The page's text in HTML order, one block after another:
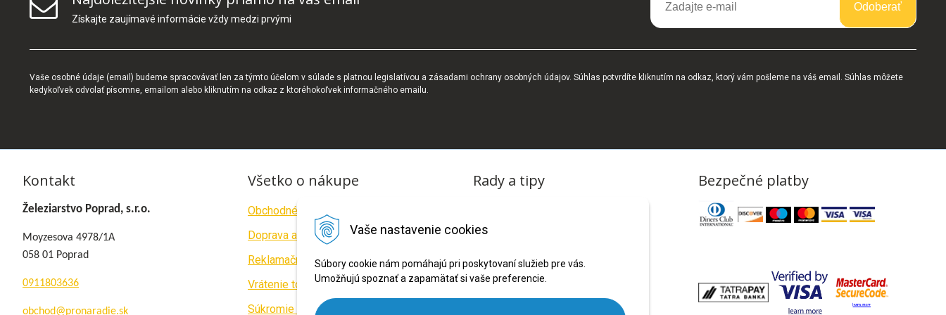
Vaše nastavenie cookies
Súbory cookie nám pomáhajú pri poskytovaní služieb pre vás.
Umožňujú spoznať a zapamätať si vaše preferencie.
Získajte zaujímavé informácie vždy medzi prvými
Odoberať
Vaše osobné údaje (email) budeme spracovávať len za týmto účelom v súlade s platnou legislatívou a zásadami ochrany osobných údajov. Súhlas potvrdíte kliknutím na odkaz, ktorý vám pošleme na váš email. Súhlas môžete
kedykoľvek odvolať písomne, emailom alebo kliknutím na odkaz z ktoréhokoľvek informačného emailu.
Kontakt
Železiarstvo Poprad, s.r.o.
Moyzesova 4978/1A
058 01 Poprad
0911803636
obchod@pronaradie.sk
Všetko o nákupe
Obchodné podmienky
Doprava a platba
Reklamačný poriadok
Vrátenie tovaru
Súkromie a cookies
Rady a tipy Bezpečné platby